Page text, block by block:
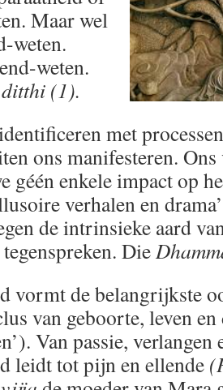
Maar wel
weten.
weten.
(1).
met
ons manifesteren.
géén enkele impact op
verhalen en
de intrinsieke aard
Die
vormt de belangrijkste
van geboorte, leven
Van passie,
leidt tot pijn en ellende